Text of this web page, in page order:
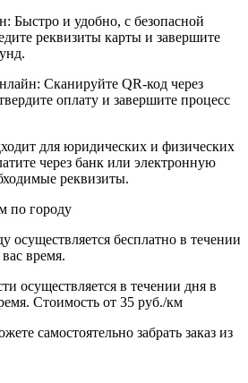
Быстро и удобно, с безопасной
реквизиты карты и завершите
Сканируйте QR-код через
оплату и завершите процесс
для юридических и физических
через банк или электронную
реквизиты.
по городу
осуществляется бесплатно в течении
время.
осуществляется в течении дня в
Стоимость от 35 руб./км
самостоятельно забрать заказ из